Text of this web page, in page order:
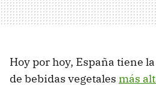
Hoy por hoy, España tiene
de bebidas vegetales más